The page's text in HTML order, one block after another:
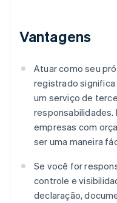
Vantagens
Atuar como seu
registrado significa
um serviço de
responsabilidades.
empresas com
ser uma maneira
Se você for
controle e
declaração,